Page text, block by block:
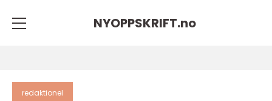
NYOPPSKRIFT.no
redaktionel